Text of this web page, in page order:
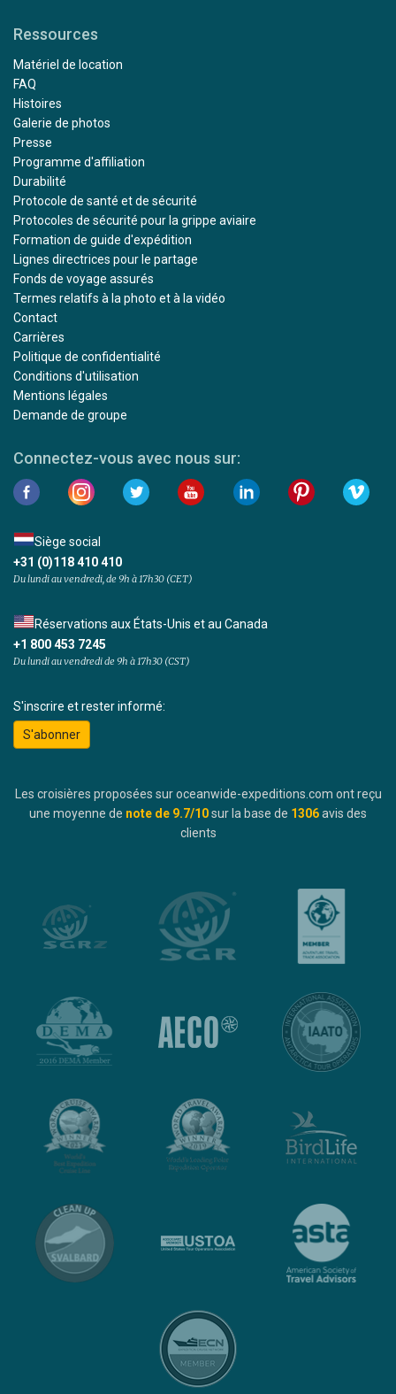
Ressources
Matériel de location
FAQ
Histoires
Galerie de photos
Presse
Programme d'affiliation
Durabilité
Protocole de santé et de sécurité
Protocoles de sécurité pour la grippe aviaire
Formation de guide d'expédition
Lignes directrices pour le partage
Fonds de voyage assurés
Termes relatifs à la photo et à la vidéo
Contact
Carrières
Politique de confidentialité
Conditions d'utilisation
Mentions légales
Demande de groupe
Connectez-vous avec nous sur:
Siège social
+31 (0)118 410 410
Du lundi au vendredi, de 9h à 17h30 (CET)
Réservations aux États-Unis et au Canada
+1 800 453 7245
Du lundi au vendredi de 9h à 17h30 (CST)
S'inscrire et rester informé:
S'abonner
Les croisières proposées sur oceanwide-expeditions.com ont reçu
une moyenne de note de 9.7/10sur la base de 1306avis des
clients